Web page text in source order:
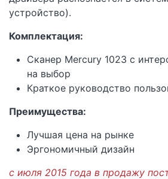
устройство).
Комплектация:
Сканер Mercury 1023 с
на выбор
Краткое руководство
Преимущества:
Лучшая цена на рынке
Эргономичный дизайн
с июля 2015 года в продажу